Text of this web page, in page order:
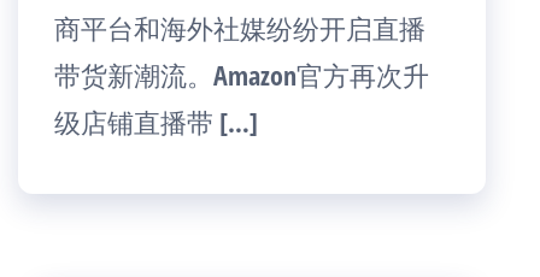
商平台和海外社媒纷纷开启直播
带货新潮流。Amazon官方再次升
级店铺直播带 […]